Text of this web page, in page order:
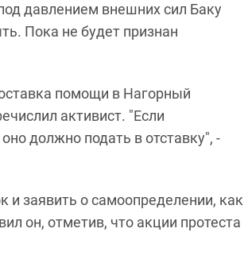
давлением внешних сил Баку
Пока не будет признан
помощи в Нагорный
активист. "Если
должно подать в отставку", -
и заявить о самоопределении, как
он, отметив, что акции протеста